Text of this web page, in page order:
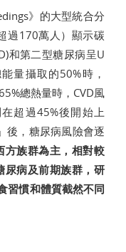
》的大型統合分
過170萬人）顯示碳
和第二型糖尿病呈U
量攝取的50%時，
總熱量時，CVD風
超過45%後開始上
後，糖尿病風險會逐
方族群為主，相對較
尿病及前期族群，研
習慣和體質截然不同